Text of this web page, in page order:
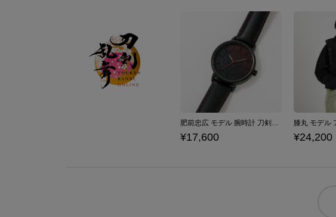
肥前忠広 モデル 腕時計 刀剣乱舞ONLINE
¥17,600 ¥24,200